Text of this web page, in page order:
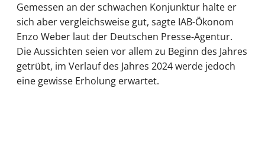
Gemessen an der schwachen Konjunktur halte er
sich aber vergleichsweise gut, sagte IAB-Ökonom
Enzo Weber laut der Deutschen Presse-Agentur.
Die Aussichten seien vor allem zu Beginn des Jahres
getrübt, im Verlauf des Jahres 2024 werde jedoch
eine gewisse Erholung erwartet.